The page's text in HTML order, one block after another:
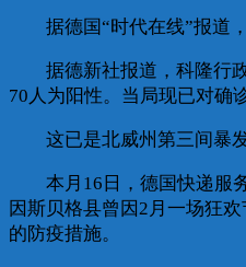
据德国“时代在线”报道，
据德新社报道，科隆行政
70人为阳性。当局现已对确
这已是北威州第三间暴发
本月16日，德国快递服务
因斯贝格县曾因2月一场狂
的防疫措施。